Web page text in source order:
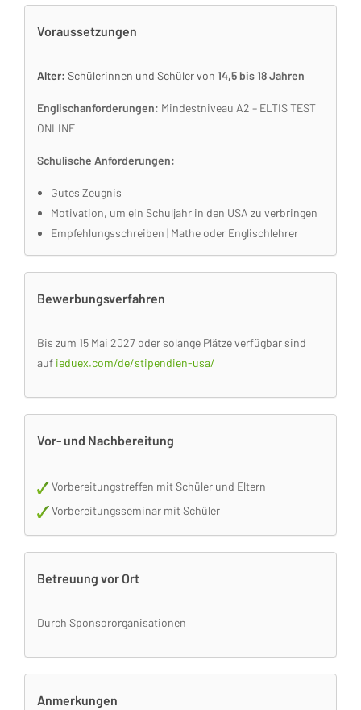
Voraussetzungen
Alter: Schülerinnen und Schüler von 14,5 bis 18 Jahren
Englischanforderungen: Mindestniveau A2 – ELTIS TEST
ONLINE
Schulische Anforderungen:
Gutes Zeugnis
Motivation, um ein Schuljahr in den USA zu verbringen
Empfehlungsschreiben | Mathe oder Englischlehrer
Bewerbungsverfahren
Bis zum 15 Mai 2027 oder solange Plätze verfügbar sind
auf ieduex.com/de/stipendien-usa/
Vor- und Nachbereitung
Vorbereitungstreffen mit Schüler und Eltern
Vorbereitungsseminar mit Schüler
Betreuung vor Ort
Durch Sponsororganisationen
Anmerkungen